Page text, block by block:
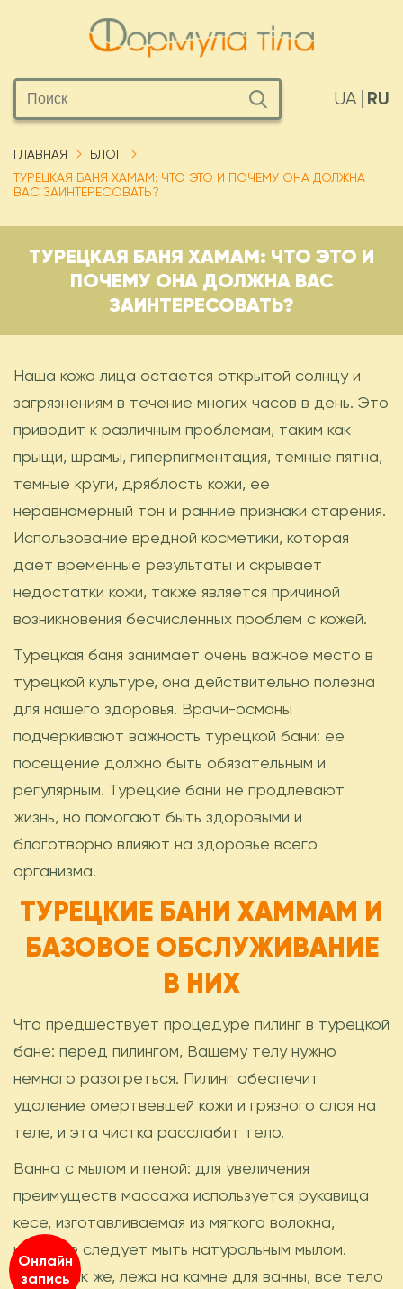
RU
UA
ГЛАВНАЯ
БЛОГ
ТУРЕЦКАЯ БАНЯ ХАМАМ: ЧТО ЭТО И ПОЧЕМУ ОНА ДОЛЖНА
ВАС ЗАИНТЕРЕСОВАТЬ?
ТУРЕЦКАЯ БАНЯ ХАМАМ: ЧТО ЭТО И
ПОЧЕМУ ОНА ДОЛЖНА ВАС
ЗАИНТЕРЕСОВАТЬ?
Наша кожа лица остается открытой солнцу и
загрязнениям в течение многих часов в день. Это
приводит к различным проблемам, таким как
прыщи, шрамы, гиперпигментация, темные пятна,
темные круги, дряблость кожи, ее
неравномерный тон и ранние признаки старения.
Использование вредной косметики, которая
дает временные результаты и скрывает
недостатки кожи, также является причиной
возникновения бесчисленных проблем с кожей.
Турецкая баня занимает очень важное место в
турецкой культуре, она действительно полезна
для нашего здоровья. Врачи-османы
подчеркивают важность турецкой бани: ее
посещение должно быть обязательным и
регулярным. Турецкие бани не продлевают
жизнь, но помогают быть здоровыми и
благотворно влияют на здоровье всего
организма.
ТУРЕЦКИЕ БАНИ ХАММАМ И
БАЗОВОЕ ОБСЛУЖИВАНИЕ
В НИХ
Что предшествует процедуре пилинг в турецкой
бане: перед пилингом, Вашему телу нужно
немного разогреться. Пилинг обеспечит
удаление омертвевшей кожи и грязного слоя на
теле, и эта чистка расслабит тело.
Ванна с мылом и пеной: для увеличения
преимуществ массажа используется рукавица
кесе, изготавливаемая из мягкого волокна,
которое следует мыть натуральным мылом.
Точно так же, лежа на камне для ванны, все тело
Онлайн
запись